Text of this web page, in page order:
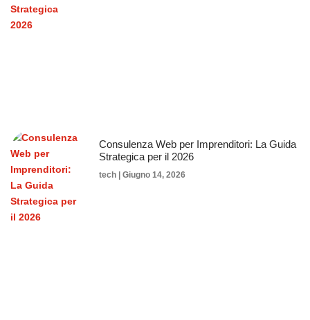
Consulenza Web per Imprenditori: La Guida
Strategica per il 2026
tech Giugno 14, 2026